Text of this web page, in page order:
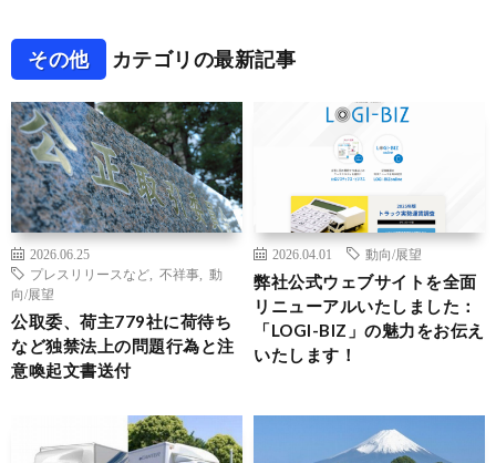
その他 カテゴリの最新記事
2026.06.25
プレスリリースなど
不祥事
動
向/展望
公取委、荷主779社に荷待ち
など独禁法上の問題行為と注
意喚起文書送付
2026.04.01 動向/展望
弊社公式ウェブサイトを全面
リニューアルいたしました：
「LOGI-BIZ」の魅力をお伝え
いたします！